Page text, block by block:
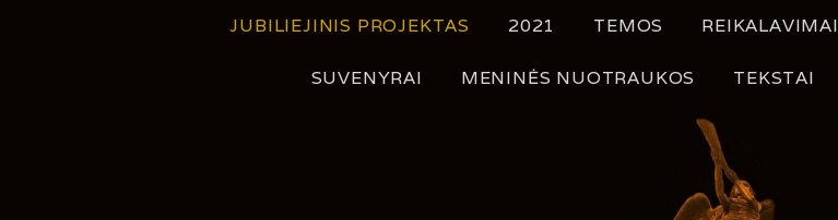
JUBILIEJINIS PROJEKTAS 2021 TEMOS REIKALAVIMAI
SUVENYRAI MENINĖS NUOTRAUKOS TEKSTAI